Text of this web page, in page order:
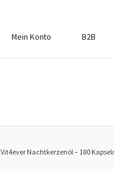
Mein Konto B2B
Vit4ever Nachtkerzenöl – 180